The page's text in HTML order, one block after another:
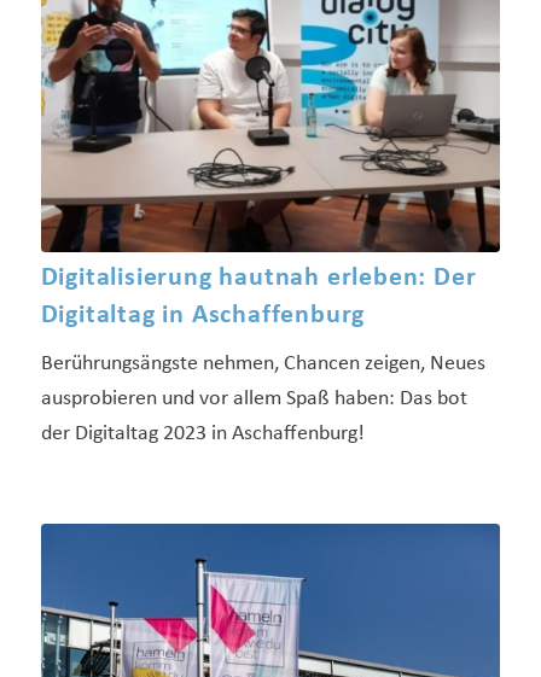
Digitalisierung hautnah erleben: Der
Digitaltag in Aschaffenburg
Berührungsängste nehmen, Chancen zeigen, Neues
ausprobieren und vor allem Spaß haben: Das bot
der Digitaltag 2023 in Aschaffenburg!